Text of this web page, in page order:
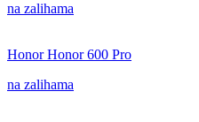
na zalihama
Honor Honor 600 Pro
na zalihama